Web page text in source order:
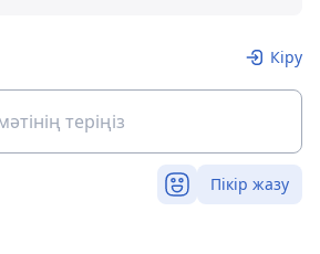
Кіру
Пікір жазу